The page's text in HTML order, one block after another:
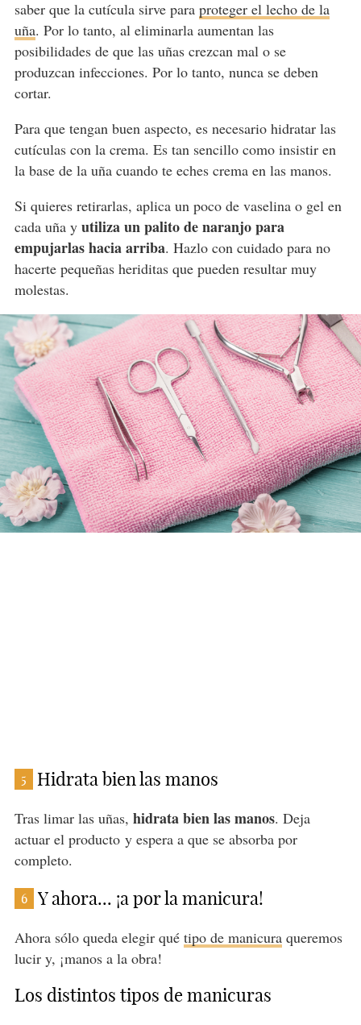
saber que la cutícula sirve para proteger el lecho de la
uña. Por lo tanto, al eliminarla aumentan las
posibilidades de que las uñas crezcan mal o se
produzcan infecciones. Por lo tanto, nunca se deben
cortar.
Para que tengan buen aspecto, es necesario hidratar las
cutículas con la crema. Es tan sencillo como insistir en
la base de la uña cuando te eches crema en las manos.
Si quieres retirarlas, aplica un poco de vaselina o gel en
cada uña y utiliza un palito de naranjo para
empujarlas hacia arriba. Hazlo con cuidado para no
hacerte pequeñas heriditas que pueden resultar muy
molestas.
5 Hidrata bien las manos
Tras limar las uñas, hidrata bien las manos. Deja
actuar el producto y espera a que se absorba por
completo.
6 Y ahora... ¡a por la manicura!
Ahora sólo queda elegir qué tipo de manicuraqueremos
lucir y, ¡manos a la obra!
Los distintos tipos de manicuras